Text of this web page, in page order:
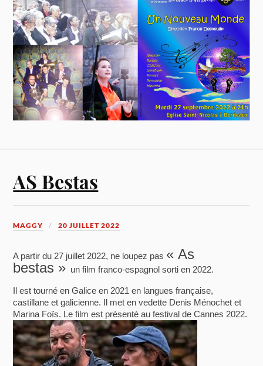
AS Bestas
MAGGY 20 JUILLET 2022
A partir du 27 juillet 2022, ne loupez pas « As
bestas » un film franco-espagnol sorti en 2022.
Il est tourné en Galice en 2021 en langues française,
castillane et galicienne. Il met en vedette Denis Ménochet et
Marina Foïs. Le film est présenté au festival de Cannes 2022.